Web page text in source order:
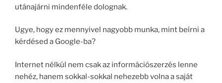
utánajárni mindenféle dolognak.
Ugye, hogy ez mennyivel nagyobb munka, mint beírni a
kérdésed a Google-ba?
Internet nélkül nem csak az információszerzés lenne
nehéz, hanem sokkal-sokkal nehezebb volna a saját